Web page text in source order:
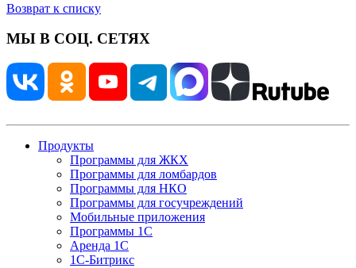
Возврат к списку
МЫ В СОЦ. СЕТЯХ
Продукты
Программы для ЖКХ
Программы для ломбардов
Программы для НКО
Программы для госучреждений
Мобильные приложения
Программы 1С
Аренда 1С
1С-Битрикс